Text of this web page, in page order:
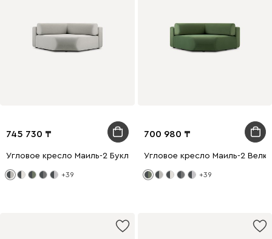
745 730
Угловое кресло Маиль-2 Букле Бежевый
+39
700 980
Угловое кресло Маиль-2
+39